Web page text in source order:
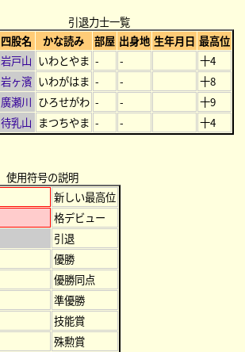
引退力士一覧
四股名 かな読み 部屋 出身地 生年月日 最高位
岩戸山 いわとやま - -
十4
岩ヶ濱 いわがはま - -
十8
廣瀬川 ひろせがわ - -
十9
待乳山 まつちやま - - 十4
使用符号の説明
新しい最高位
格デビュー
引退
優勝
優勝同点
準優勝
技能賞
殊勲賞